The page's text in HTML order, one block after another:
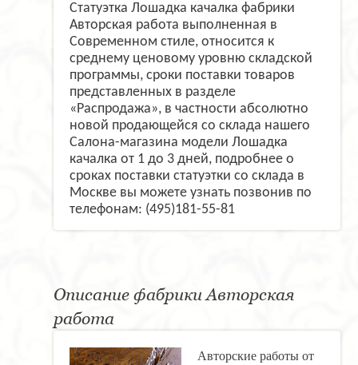
Статуэтка Лошадка качалка фабрики
Авторская работа выполненная в
Современном стиле, относится к
среднему ценовому уровню складской
программы, сроки поставки товаров
представленных в разделе
«Распродажа», в частности абсолютно
новой продающейся со склада нашего
Салона-магазина модели Лошадка
качалка от 1 до 3 дней, подробнее о
сроках поставки статуэтки со склада в
Москве вы можете узнать позвонив по
телефонам: (495)181-55-81
Описание фабрики Авторская
работа
Авторские работы от